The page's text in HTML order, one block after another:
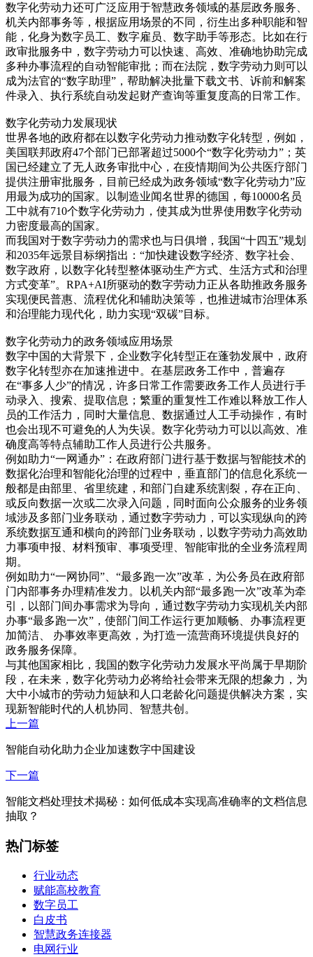
数字化劳动力还可广泛应用于智慧政务领域的基层政务服务、
机关内部事务等，根据应用场景的不同，衍生出多种职能和智
能，化身为数字员工、数字雇员、数字助手等形态。比如在行
政审批服务中，数字劳动力可以快速、高效、准确地协助完成
多种办事流程的自动智能审批；而在法院，数字劳动力则可以
成为法官的“数字助理”，帮助解决批量下载文书、诉前和解案
件录入、执行系统自动发起财产查询等重复度高的日常工作。
数字化劳动力发展现状
世界各地的政府都在以数字化劳动力推动数字化转型，例如，
美国联邦政府47个部门已部署超过5000个“数字化劳动力”；英
国已经建立了无人政务审批中心，在疫情期间为公共医疗部门
提供注册审批服务，目前已经成为政务领域“数字化劳动力”应
用最为成功的国家。以制造业闻名世界的德国，每10000名员
工中就有710个数字化劳动力，使其成为世界使用数字化劳动
力密度最高的国家。
而我国对于数字劳动力的需求也与日俱增，我国“十四五”规划
和2035年远景目标纲指出：“加快建设数字经济、数字社会、
数字政府，以数字化转型整体驱动生产方式、生活方式和治理
方式变革”。RPA+AI所驱动的数字劳动力正从各助推政务服务
实现便民普惠、流程优化和辅助决策等，也推进城市治理体系
和治理能力现代化，助力实现“双碳”目标。
数字化劳动力的政务领域应用场景
数字中国的大背景下，企业数字化转型正在蓬勃发展中，政府
数字化转型亦在加速推进中。在基层政务工作中，普遍存
在“事多人少”的情况，许多日常工作需要政务工作人员进行手
动录入、搜索、提取信息；繁重的重复性工作难以释放工作人
员的工作活力，同时大量信息、数据通过人工手动操作，有时
也会出现不可避免的人为失误。数字化劳动力可以以高效、准
确度高等特点辅助工作人员进行公共服务。
例如助力“一网通办”：在政府部门进行基于数据与智能技术的
数据化治理和智能化治理的过程中，垂直部门的信息化系统一
般都是由部里、省里统建，和部门自建系统割裂，存在正向、
或反向数据一次或二次录入问题，同时面向公众服务的业务领
域涉及多部门业务联动，通过数字劳动力，可以实现纵向的跨
系统数据互通和横向的跨部门业务联动，以数字劳动力高效助
力事项申报、材料预审、事项受理、智能审批的全业务流程周
期。
例如助力“一网协同”、“最多跑一次”改革，为公务员在政府部
门内部事务办理精准发力。以机关内部“最多跑一次”改革为牵
引，以部门间办事需求为导向，通过数字劳动力实现机关内部
办事“最多跑一次”，使部门间工作运行更加顺畅、办事流程更
加简洁、 办事效率更高效，为打造一流营商环境提供良好的
政务服务保障。
与其他国家相比，我国的数字化劳动力发展水平尚属于早期阶
段，在未来，数字化劳动力必将给社会带来无限的想象力，为
大中小城市的劳动力短缺和人口老龄化问题提供解决方案，实
现新智能时代的人机协同、智慧共创。
上一篇
智能自动化助力企业加速数字中国建设
下一篇
智能文档处理技术揭秘：如何低成本实现高准确率的文档信息
抽取？
热门标签
行业动态
赋能高校教育
数字员工
白皮书
智慧政务连接器
电网行业